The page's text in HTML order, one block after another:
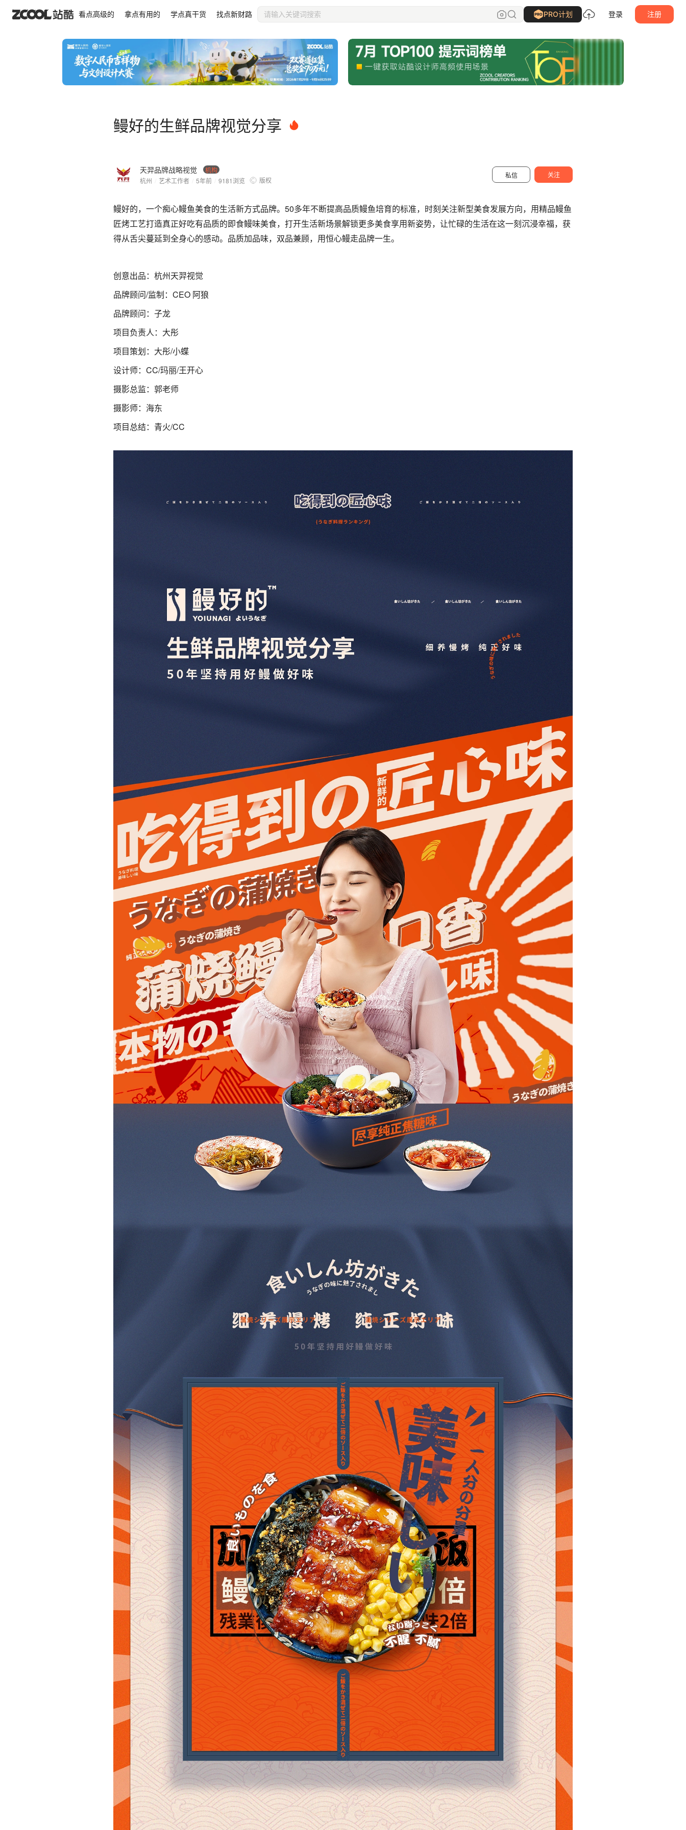
看点高级的 拿点有用的 学点真干货 找点新财路 PRO计划 登录 注册
鳗好的生鲜品牌视觉分享
天羿品牌战略视觉
机构
杭州
艺术工作者 5年前 9181浏览 版权
私信 关注
鳗好的生鲜品牌视觉分享 天羿品牌战略视觉 关注
鳗好的，一个痴心鳗鱼美食的生活新方式品牌。50多年不断提高品质鳗鱼培育的标准，时刻关注新型美食发展方向，用精品鳗鱼
匠烤工艺打造真正好吃有品质的即食鳗味美食，打开生活新场景解锁更多美食享用新姿势，让忙碌的生活在这一刻沉浸幸福，获
得从舌尖蔓延到全身心的感动。品质加品味，双品兼顾，用恒心鳗走品牌一生。
创意出品：杭州天羿视觉
品牌顾问/监制：CEO 阿狼
品牌顾问：子龙
项目负责人：大彤
项目策划：大彤/小蝶
设计师：CC/玛丽/王开心
摄影总监：郭老师
摄影师：海东
项目总结：青火/CC